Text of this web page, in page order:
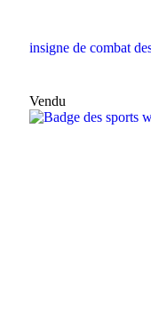
insigne de combat
Vendu